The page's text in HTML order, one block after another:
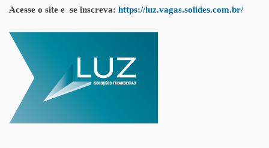
Acesse o site e se inscreva: https://luz.vagas.solides.com.br/